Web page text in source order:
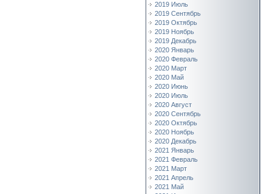
2019 Июль
2019 Сентябрь
2019 Октябрь
2019 Ноябрь
2019 Декабрь
2020 Январь
2020 Февраль
2020 Март
2020 Май
2020 Июнь
2020 Июль
2020 Август
2020 Сентябрь
2020 Октябрь
2020 Ноябрь
2020 Декабрь
2021 Январь
2021 Февраль
2021 Март
2021 Апрель
2021 Май